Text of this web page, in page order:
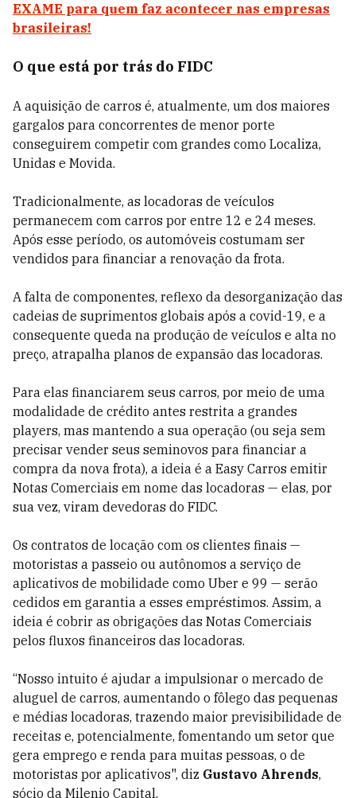
EXAME para quem faz acontecer nas empresas
brasileiras!
O que está por trás do FIDC
A aquisição de carros é, atualmente, um dos maiores
gargalos para concorrentes de menor porte
conseguirem competir com grandes como Localiza,
Unidas e Movida.
Tradicionalmente, as locadoras de veículos
permanecem com carros por entre 12 e 24 meses.
Após esse período, os automóveis costumam ser
vendidos para financiar a renovação da frota.
A falta de componentes, reflexo da desorganização das
cadeias de suprimentos globais após a covid-19, e a
consequente queda na produção de veículos e alta no
preço, atrapalha planos de expansão das locadoras.
Para elas financiarem seus carros, por meio de uma
modalidade de crédito antes restrita a grandes
players, mas mantendo a sua operação (ou seja sem
precisar vender seus seminovos para financiar a
compra da nova frota), a ideia é a Easy Carros emitir
Notas Comerciais em nome das locadoras — elas, por
sua vez, viram devedoras do FIDC.
Os contratos de locação com os clientes finais —
motoristas a passeio ou autônomos a serviço de
aplicativos de mobilidade como Uber e 99 — serão
cedidos em garantia a esses empréstimos. Assim, a
ideia é cobrir as obrigações das Notas Comerciais
pelos fluxos financeiros das locadoras.
“Nosso intuito é ajudar a impulsionar o mercado de
aluguel de carros, aumentando o fôlego das pequenas
e médias locadoras, trazendo maior previsibilidade de
receitas e, potencialmente, fomentando um setor que
gera emprego e renda para muitas pessoas, o de
motoristas por aplicativos", diz Gustavo Ahrends,
sócio da Milenio Capital.